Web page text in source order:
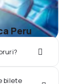
Peru
bilete